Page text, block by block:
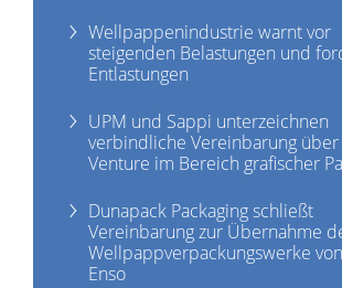
Wellpappenindustrie warnt vor
steigenden Belastungen und
Entlastungen
UPM und Sappi unterzeichnen
verbindliche Vereinbarung über
Venture im Bereich grafischer
Dunapack Packaging schließt
Vereinbarung zur Übernahme
Wellpappverpackungswerke
Enso